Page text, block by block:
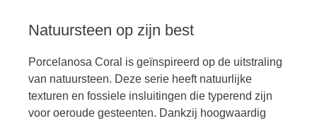
Natuursteen op zijn best
Porcelanosa Coral is geïnspireerd op de uitstraling
van natuursteen. Deze serie heeft natuurlijke
texturen en fossiele insluitingen die typerend zijn
voor oeroude gesteenten. Dankzij hoogwaardig